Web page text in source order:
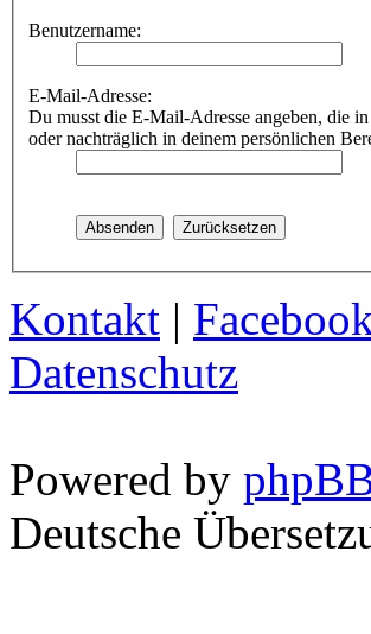
Benutzername:
E-Mail-Adresse:
Du musst die E-Mail-Adresse angeben, die
oder nachträglich in deinem persönlichen
Kontakt |
Datenschutz
Powered by
Deutsche